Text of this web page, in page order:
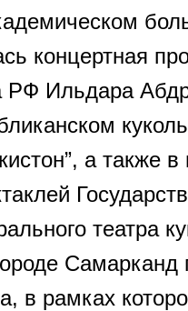
концертная
РФ Ильдара
а также
театра
Самарканд
в рамках